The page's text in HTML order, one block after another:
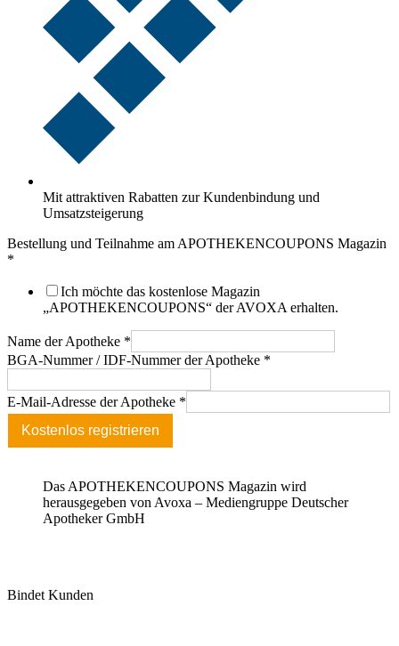
Mit attraktiven Rabatten zur Kundenbindung und
Umsatzsteigerung
Bestellung und Teilnahme am APOTHEKENCOUPONS Magazin
*
Ich möchte das kostenlose Magazin
„APOTHEKENCOUPONS“ der AVOXA erhalten.
Name der Apotheke *
BGA-Nummer / IDF-Nummer der Apotheke *
E-Mail-Adresse der Apotheke *
Kostenlos registrieren
Das APOTHEKENCOUPONS Magazin wird
herausgegeben von Avoxa – Mediengruppe Deutscher
Apotheker GmbH
Bindet Kunden